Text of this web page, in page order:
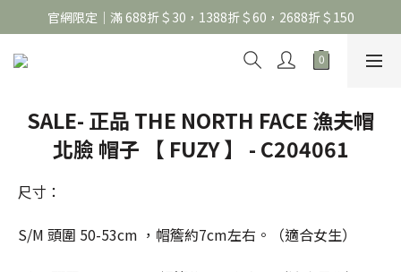
官網限定｜滿 688折＄30，1388折＄60，2688折＄150
官網限定｜滿 688折＄30，1388折＄60，2688折＄150
United Athle系列｜註冊會員299免運
SALE- 正品 THE NORTH FACE 漁夫帽
北臉 帽子 【 FUZY 】 - C204061
尺寸：
S/M 頭圍 50-53cm ，帽簷約7cm左右。（適合女生）